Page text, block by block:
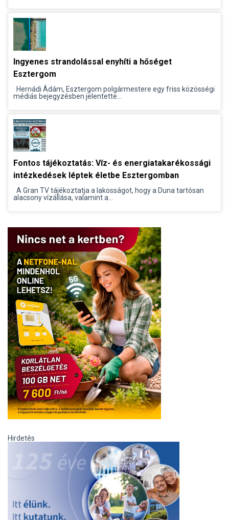
Ingyenes strandolással enyhíti a hőséget
Esztergom
Hernádi Ádám, Esztergom polgármestere egy friss közösségi
médiás bejegyzésben jelentette...
Fontos tájékoztatás: Víz- és energiatakarékossági
intézkedések léptek életbe Esztergomban
A Gran TV tájékoztatja a lakosságot, hogy a Duna tartósan
alacsony vízállása, valamint a...
Hirdetés